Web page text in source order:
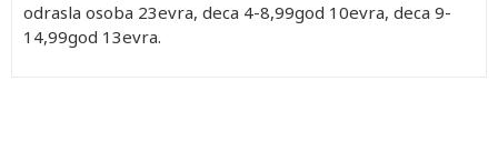
odrasla osoba 23evra, deca 4-8,99god 10evra, deca 9-
14,99god 13evra.